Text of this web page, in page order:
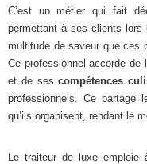
C’est un métier qui fait
permettant à ses clients lors
multitude de saveur que ces
Ce professionnel accorde de
et de sescompétences
professionnels. Ce partage
qu’ils organisent, rendant le
Le traiteur de luxe